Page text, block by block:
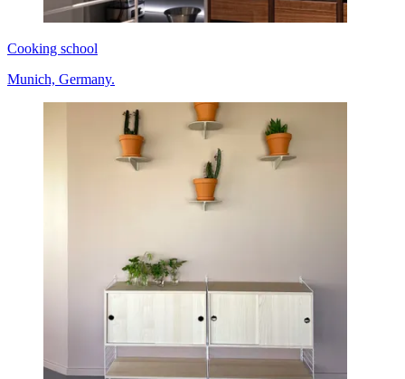
Cooking school
Munich, Germany.